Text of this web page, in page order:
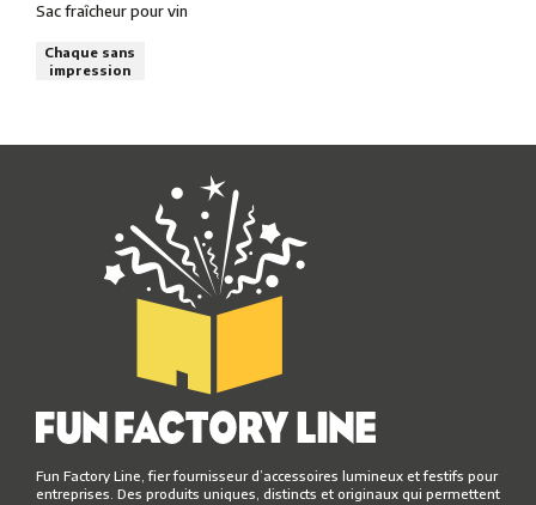
Sac fraîcheur pour vin
Chaque sans
impression
Fun Factory Line, fier fournisseur d’accessoires lumineux et festifs pour
entreprises. Des produits uniques, distincts et originaux qui permettent